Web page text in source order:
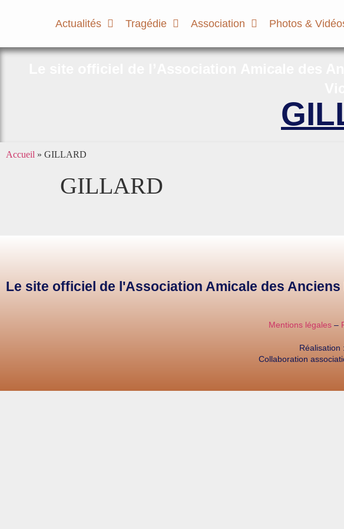
Actualités Tragédie Association Photos &
Accueil » GILLARD
GILLARD
Le site officiel de l'Association Amicale des
Mentions légales –
Réalisation :
Collaboration